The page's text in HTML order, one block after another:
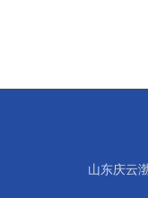
山东庆云